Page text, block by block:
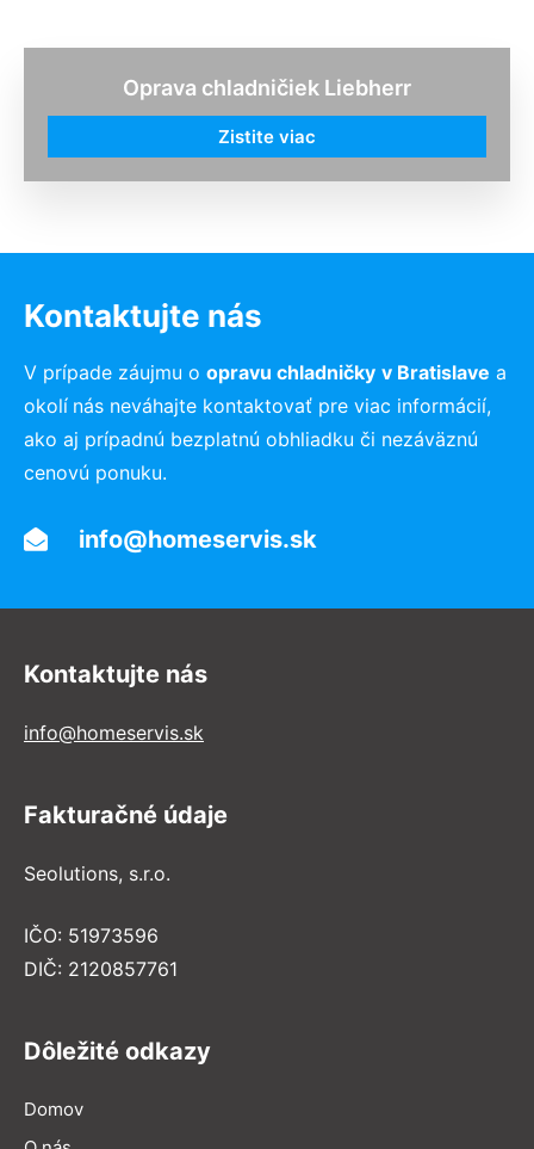
Oprava chladničiek Liebherr
Zistite viac
Kontaktujte nás
V prípade záujmu o opravu chladničky v Bratislave a
okolí nás neváhajte kontaktovať pre viac informácií,
ako aj prípadnú bezplatnú obhliadku či nezáväznú
cenovú ponuku.
info@homeservis.sk
Kontaktujte nás
info@homeservis.sk
Fakturačné údaje
Seolutions, s.r.o.
IČO: 51973596
DIČ: 2120857761
Dôležité odkazy
Domov